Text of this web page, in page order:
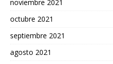
noviembre 2021
octubre 2021
septiembre 2021
agosto 2021